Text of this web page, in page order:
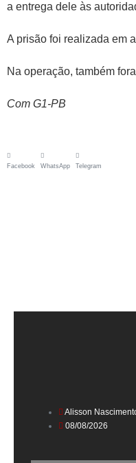
a entrega dele às
A prisão foi realizada em
Na operação, também
Com G1-PB
Facebook WhatsApp Telegram
Alisson
08/08/2026